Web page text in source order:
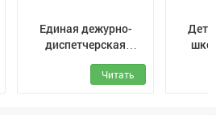
Единая дежурно-
диспетчерская
служба
Междуреченского
Читать